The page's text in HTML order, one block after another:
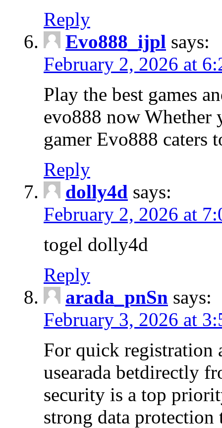
Reply
Evo888_ijpl says:
February 2, 2026 at
Play the best games
evo888 now Whether
gamer Evo888 caters
Reply
dolly4d says:
February 2, 2026 at
togel dolly4d
Reply
arada_pnSn says:
February 3, 2026 at
For quick registration
usearada betdirectly
security is a top
strong data protection